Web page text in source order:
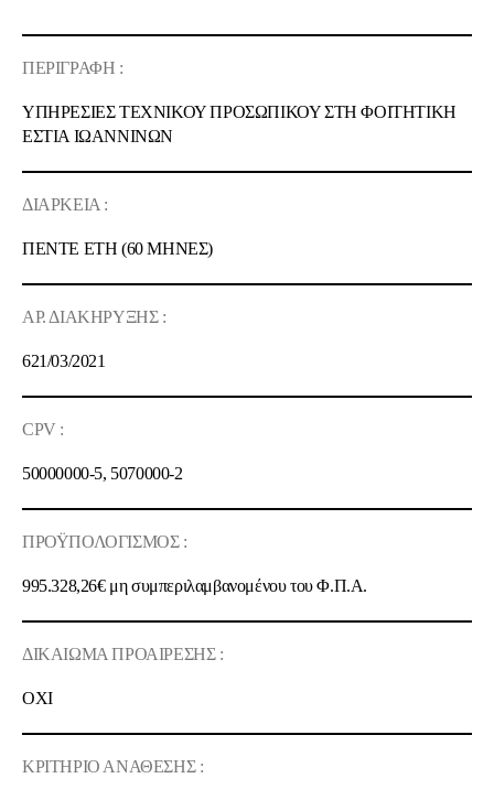
ΠΕΡΙΓΡΑΦΗ :
ΥΠΗΡΕΣΙΕΣ ΤΕΧΝΙΚΟΥ ΠΡΟΣΩΠΙΚΟΥ ΣΤΗ ΦΟΙΤΗΤΙΚΗ
ΕΣΤΙΑ ΙΩΑΝΝΙΝΩΝ
ΔΙΑΡΚΕΙΑ :
ΠΕΝΤΕ ΕΤΗ (60 ΜΗΝΕΣ)
ΑΡ. ΔΙΑΚΗΡΥΞΗΣ :
621/03/2021
CPV :
50000000-5, 5070000-2
ΠΡΟΫΠΟΛΟΓΙΣΜΟΣ :
995.328,26€ μη συμπεριλαμβανομένου του Φ.Π.Α.
ΔΙΚΑΙΩΜΑ ΠΡΟΑΙΡΕΣΗΣ :
OXI
ΚΡΙΤΗΡΙΟ ΑΝΑΘΕΣΗΣ :